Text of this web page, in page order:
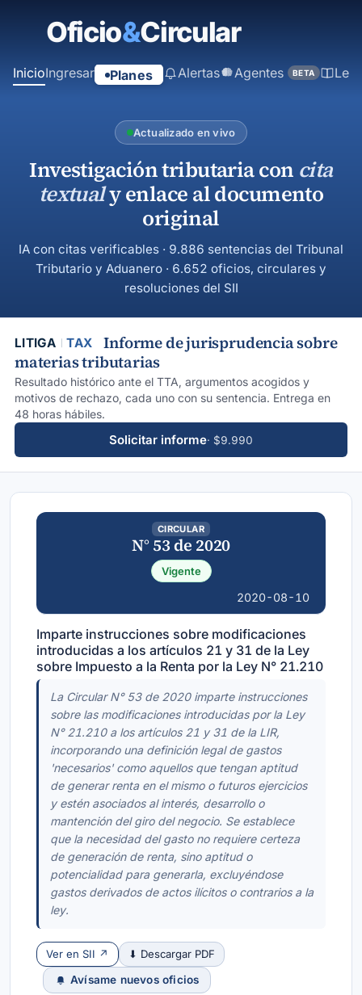
principal
InicioIngresar Planes Alertas Agentes BETA
Actualizado en vivo
Investigación tributaria con cita
textualy enlace al documento
original
IA con citas verificables · 9.886 sentencias del Tribunal
Tributario y Aduanero · 6.652 oficios, circulares y
resoluciones del SII
LITIGA TAX
Informe de jurisprudencia sobre
materias tributarias
Resultado histórico ante el TTA, argumentos acogidos y
motivos de rechazo, cada uno con su sentencia. Entrega en
48 horas hábiles.
Solicitar informe· $9.990
CIRCULAR
N° 53 de 2020
Vigente
2020-08-10
Imparte instrucciones sobre modificaciones
introducidas a los artículos 21 y 31 de la Ley
sobre Impuesto a la Renta por la Ley N° 21.210
La Circular N° 53 de 2020 imparte instrucciones
sobre las modificaciones introducidas por la Ley
N° 21.210 a los artículos 21 y 31 de la LIR,
incorporando una definición legal de gastos
'necesarios' como aquellos que tengan aptitud
de generar renta en el mismo o futuros ejercicios
y estén asociados al interés, desarrollo o
mantención del giro del negocio. Se establece
que la necesidad del gasto no requiere certeza
de generación de renta, sino aptitud o
potencialidad para generarla, excluyéndose
gastos derivados de actos ilícitos o contrarios a la
ley.
Ver en SII ↗
⬇ Descargar PDF
Avísame nuevos oficios